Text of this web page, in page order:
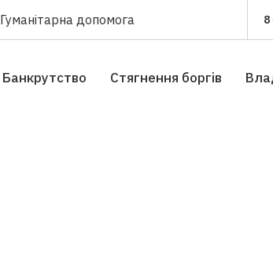
Гуманітарна допомога 8
Банкрутство Стягнення боргiв